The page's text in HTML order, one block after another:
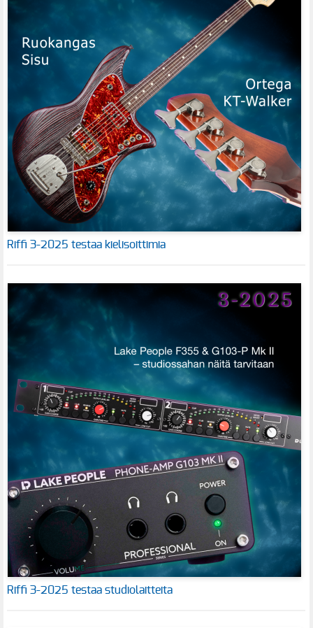
Riffi 3-2025 testaa kielisoittimia
Riffi 3-2025 testaa studiolaitteita